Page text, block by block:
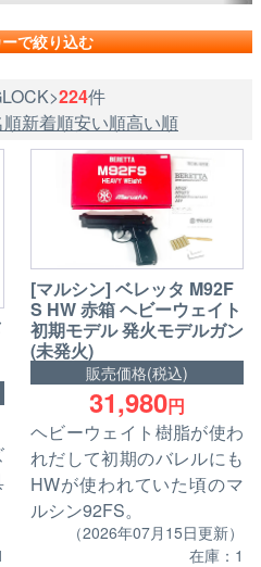
で絞り込む
224件
順新着順安い順高い順
[マルシン] ベレッタ M92F
S HW 赤箱 ヘビーウェイト
初期モデル 発火モデルガン
(未発火)
販売価格(税込)
31,980円
ヘビーウェイト樹脂が使わ
れだして初期のバレルにも
HWが使われていた頃のマ
ルシン92FS。
（2026年07月15日更新）
在庫：1